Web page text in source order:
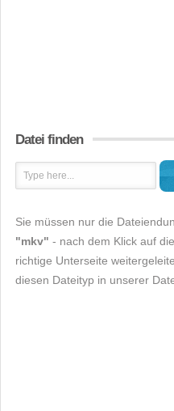
Datei finden
Sie müssen nur die
"mkv" - nach dem Klick auf
richtige Unterseite
diesen Dateityp in unserer